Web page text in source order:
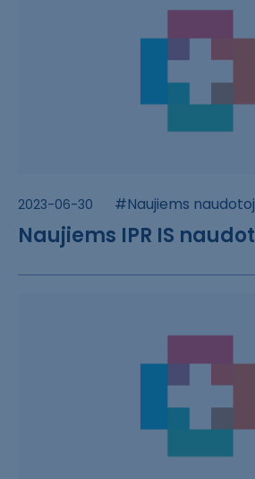
2023-06-30 #Naujiems
Naujiems IPR IS